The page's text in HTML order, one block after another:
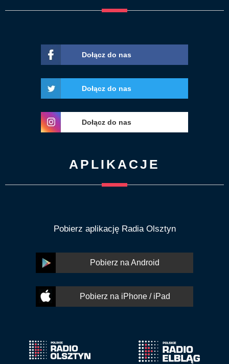
Dołącz do nas
Dołącz do nas
Dołącz do nas
APLIKACJE
Pobierz aplikację Radia Olsztyn
Pobierz na Android
Pobierz na iPhone / iPad